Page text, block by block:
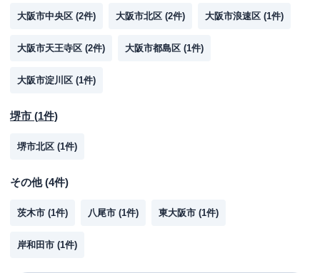
大阪市中央区 (2件) 大阪市北区 (2件) 大阪市浪速区 (1件)
大阪市天王寺区 (2件) 大阪市都島区 (1件)
大阪市淀川区 (1件)
堺市 (1件)
堺市北区 (1件)
その他(4件)
茨木市 (1件) 八尾市 (1件) 東大阪市 (1件)
岸和田市 (1件)